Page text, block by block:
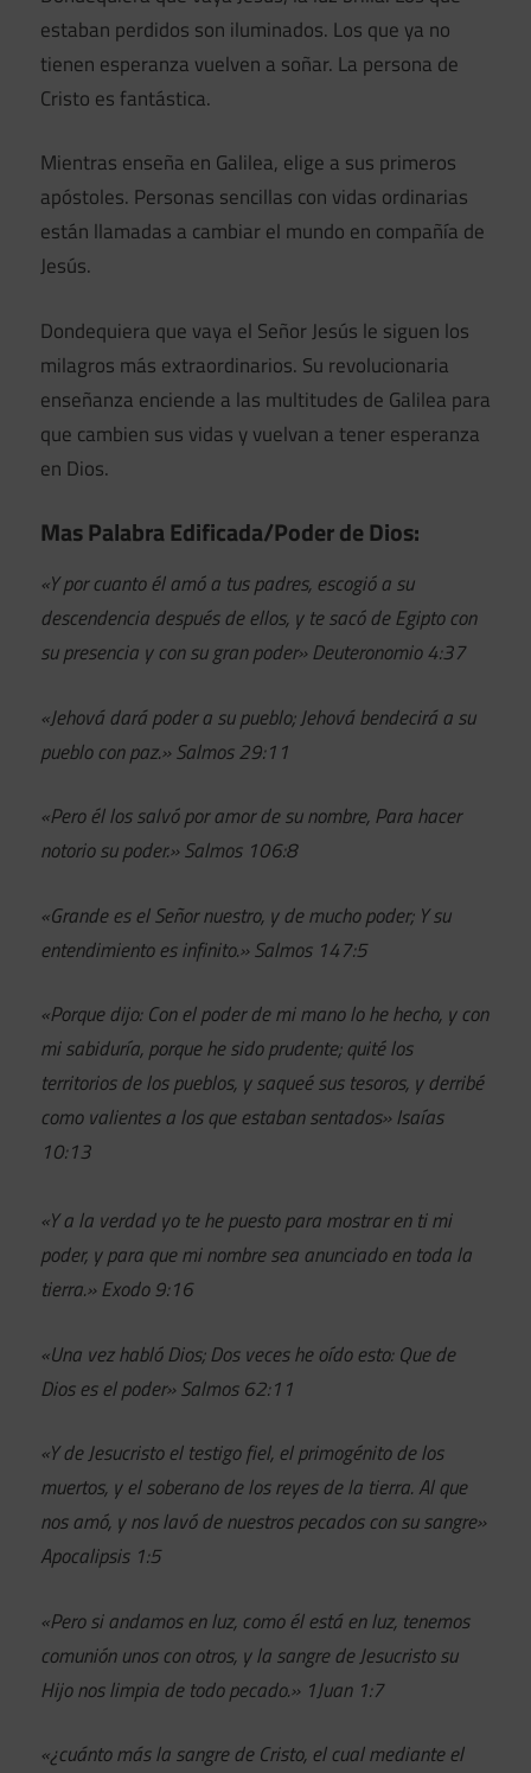
estaban perdidos son iluminados. Los que ya no
tienen esperanza vuelven a soñar. La persona de
Cristo es fantástica.
Mientras enseña en Galilea, elige a sus primeros
apóstoles. Personas sencillas con vidas ordinarias
están llamadas a cambiar el mundo en compañía de
Jesús.
Dondequiera que vaya el Señor Jesús le siguen los
milagros más extraordinarios. Su revolucionaria
enseñanza enciende a las multitudes de Galilea para
que cambien sus vidas y vuelvan a tener esperanza
en Dios.
Mas Palabra Edificada/Poder de Dios:
«Y por cuanto él amó a tus padres, escogió a su
descendencia después de ellos, y te sacó de Egipto con
su presencia y con su gran poder» Deuteronomio 4:37
«Jehová dará poder a su pueblo; Jehová bendecirá a su
pueblo con paz.» Salmos 29:11
«Pero él los salvó por amor de su nombre, Para hacer
notorio su poder.» Salmos 106:8
«Grande es el Señor nuestro, y de mucho poder; Y su
entendimiento es infinito.» Salmos 147:5
«Porque dijo: Con el poder de mi mano lo he hecho, y con
mi sabiduría, porque he sido prudente; quité los
territorios de los pueblos, y saqueé sus tesoros, y derribé
como valientes a los que estaban sentados» Isaías
10:13
«Y a la verdad yo te he puesto para mostrar en ti mi
poder, y para que mi nombre sea anunciado en toda la
tierra.» Exodo 9:16
«Una vez habló Dios; Dos veces he oído esto: Que de
Dios es el poder» Salmos 62:11
«Y de Jesucristo el testigo fiel, el primogénito de los
muertos, y el soberano de los reyes de la tierra. Al que
nos amó, y nos lavó de nuestros pecados con su sangre»
Apocalipsis 1:5
«Pero si andamos en luz, como él está en luz, tenemos
comunión unos con otros, y la sangre de Jesucristo su
Hijo nos limpia de todo pecado.» 1Juan 1:7
«¿cuánto más la sangre de Cristo, el cual mediante el